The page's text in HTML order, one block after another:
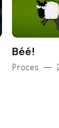
Béé!
Proces —